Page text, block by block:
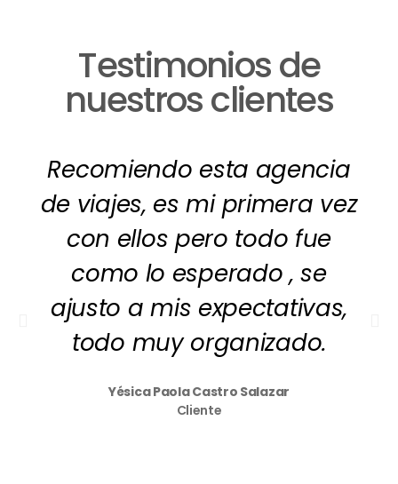
Testimonios de
nuestros clientes
Recomiendo esta agencia
de viajes, es mi primera vez
con ellos pero todo fue
como lo esperado , se
ajusto a mis expectativas,
todo muy organizado.
Yésica Paola Castro Salazar
Cliente